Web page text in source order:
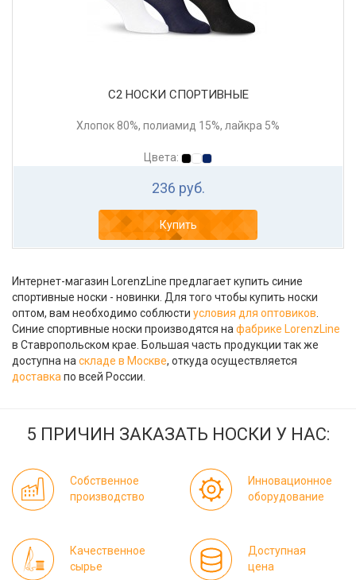
С2 НОСКИ СПОРТИВНЫЕ
Хлопок 80%, полиамид 15%, лайкра 5%
Цвета:
236 руб.
Купить
Интернет-магазин LorenzLine предлагает купить синие
спортивные носки - новинки. Для того чтобы купить носки
оптом, вам необходимо соблюсти условия для оптовиков.
Синие спортивные носки производятся нафабрике LorenzLine
в Ставропольском крае. Большая часть продукции так же
доступна наскладе в Москве, откуда осуществляется
доставкапо всей России.
5 ПРИЧИН ЗАКАЗАТЬ НОСКИ У НАС:
Собственное
производство
Инновационное
оборудование
Качественное
сырье
Доступная
цена